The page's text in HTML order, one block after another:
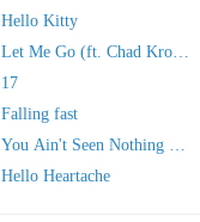
Hello Kitty
Let Me Go (ft. Chad Kroeger)
17
Falling fast
You Ain't Seen Nothing Yet
Hello Heartache